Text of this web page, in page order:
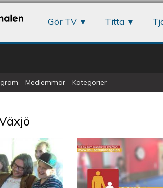
Gör TV Titta
Medlemmar Kategorier
- Introfilm - Slutgiltig
ÖKV Play -